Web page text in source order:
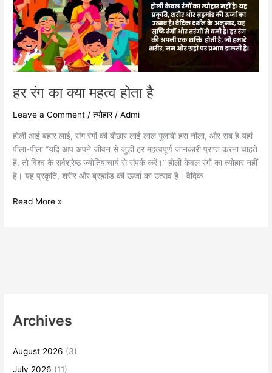
हर रंग का क्या महत्व होता है
Leave a Comment /त्योहार/Admi
होली आई बहार लाई, संग रंगों की बौछार लाई लाल गुलाबी हरा नीला, और सब है यहां
पीला-पीला “यदि आप अपने जीवन से जुड़ी हर महत्वपूर्ण जानकारी प्राप्त करना चाहते
हैं, तो विश्व के सर्वश्रेष्ठ ज्योतिषाचार्य से संपर्क करें।” होली केवल रंगों का त्योहार नहीं
है। यह प्रकृति, शरीर और ब्रह्मांड की ऊर्जा का उत्सव है। वैदिक
होता
है
Read More »
Archives
August 2026 (3)
July 2026 (11)